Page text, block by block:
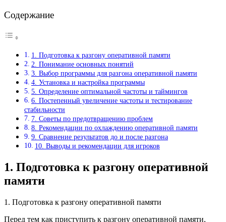
Содержание
1. Подготовка к разгону оперативной памяти
2. Понимание основных понятий
3. Выбор программы для разгона оперативной памяти
4. Установка и настройка программы
5. Определение оптимальной частоты и таймингов
6. Постепенный увеличение частоты и тестирование
стабильности
7. Советы по предотвращению проблем
8. Рекомендации по охлаждению оперативной памяти
9. Сравнение результатов до и после разгона
10. Выводы и рекомендации для игроков
1. Подготовка к разгону оперативной
памяти
1. Подготовка к разгону оперативной памяти
Перед тем как приступить к разгону оперативной памяти,